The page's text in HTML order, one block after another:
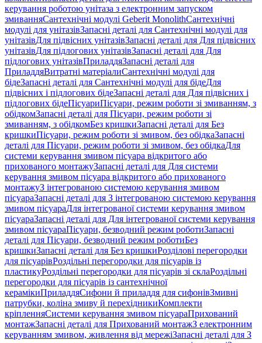
керування роботою унітаза з електронним запуском
змиванняСантехнічні модулі Geberit MonolithСантехнічні
модулі для унітазівЗапасні деталі для Сантехнічні модулі для
унітазівДля підвісних унітазівЗапасні деталі для Для підвісних
унітазівДля підлогових унітазівЗапасні деталі для Для
підлогових унітазівПриладдяЗапасні деталі для
ПриладдяВитратні матеріалиСантехнічні модулі для
бідеЗапасні деталі для Сантехнічні модулі для бідеДля
підвісних і підлогових бідеЗапасні деталі для Для підвісних і
підлогових бідеПісуариПісуари, режим роботи зі змиванням, з
обідкомЗапасні деталі для Пісуари, режим роботи зі
змиванням, з обідкомБез кришкиЗапасні деталі для Без
кришкиПісуари, режим роботи зі змивом, без обідкаЗапасні
деталі для Пісуари, режим роботи зі змивом, без обідкаДля
системи керування змивом пісуара відкритого або
прихованого монтажуЗапасні деталі для Для системи
керування змивом пісуара відкритого або прихованого
монтажуЗ інтегрованою системою керування змивом
пісуараЗапасні деталі для З інтегрованою системою керування
змивом пісуараДля інтегрованої системи керування змивом
пісуараЗапасні деталі для Для інтегрованої системи керування
змивом пісуараПісуари, безводний режим роботиЗапасні
деталі для Пісуари, безводний режим роботиБез
кришкиЗапасні деталі для Без кришкиРозділові перегородки
для пісуарівРоздільні перегородки для пісуарів із
пластикуРоздільні перегородки для пісуарів зі склаРоздільні
перегородки для пісуарів із сантехнічної
керамікиПриладдяСифони й приладдя для сифонівЗмивні
патрубки, коліна змиву й перехідникиКомплекти
кріпленняСистеми керування змивом пісуараПрихований
монтажЗапасні деталі для Прихований монтажЗ електронним
керуванням змивом, живлення від мережіЗапасні деталі для З